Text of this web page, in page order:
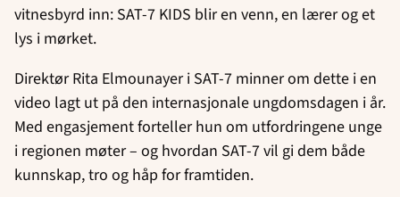
vitnesbyrd inn: SAT-7 KIDS blir en venn, en lærer og et
lys i mørket.
Direktør Rita Elmounayer i SAT-7 minner om dette i en
video lagt ut på den internasjonale ungdomsdagen i år.
Med engasjement forteller hun om utfordringene unge
i regionen møter – og hvordan SAT-7 vil gi dem både
kunnskap, tro og håp for framtiden.